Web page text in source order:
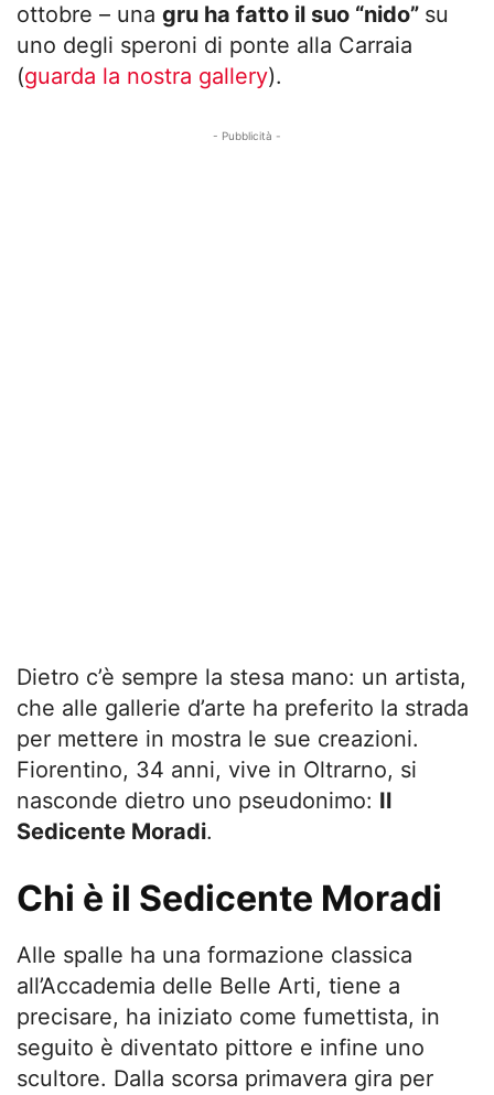
ottobre – una gru ha fatto il suo “nido” su
uno degli speroni di ponte alla Carraia
(guarda la nostra gallery).
- Pubblicità -
Dietro c’è sempre la stesa mano: un artista,
che alle gallerie d’arte ha preferito la strada
per mettere in mostra le sue creazioni.
Fiorentino, 34 anni, vive in Oltrarno, si
nasconde dietro uno pseudonimo: Il
Sedicente Moradi.
Chi è il Sedicente Moradi
Alle spalle ha una formazione classica
all’Accademia delle Belle Arti, tiene a
precisare, ha iniziato come fumettista, in
seguito è diventato pittore e infine uno
scultore. Dalla scorsa primavera gira per